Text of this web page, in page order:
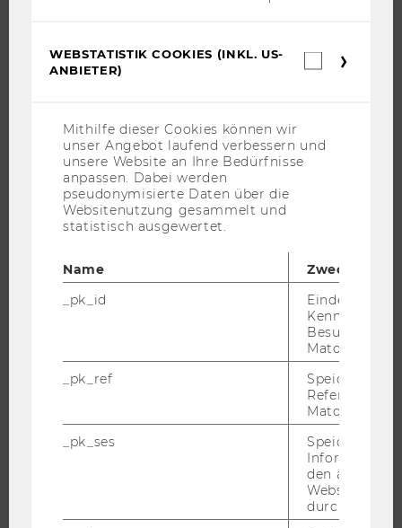
FORSCHENDE
FORSCHUNGSINFRASTRUKTUR
UNIVERSITÄT
WU FOUNDATION
WEBSTATISTIK COOKIES (INKL. US-
ANBIETER)
Mithilfe dieser Cookies können wir
unser Angebot laufend verbessern und
unsere Website an Ihre Bedürfnisse
anpassen. Dabei werden
pseudonymisierte Daten über die
Websitenutzung gesammelt und
statistisch ausgewertet.
Name
Zweck
_pk_id
Eindeutige
Besuchers
Matomo.
_pk_ref
Speicherung
Referrers
Matomo.
_pk_ses
Speicherung
den aktuellen
durch